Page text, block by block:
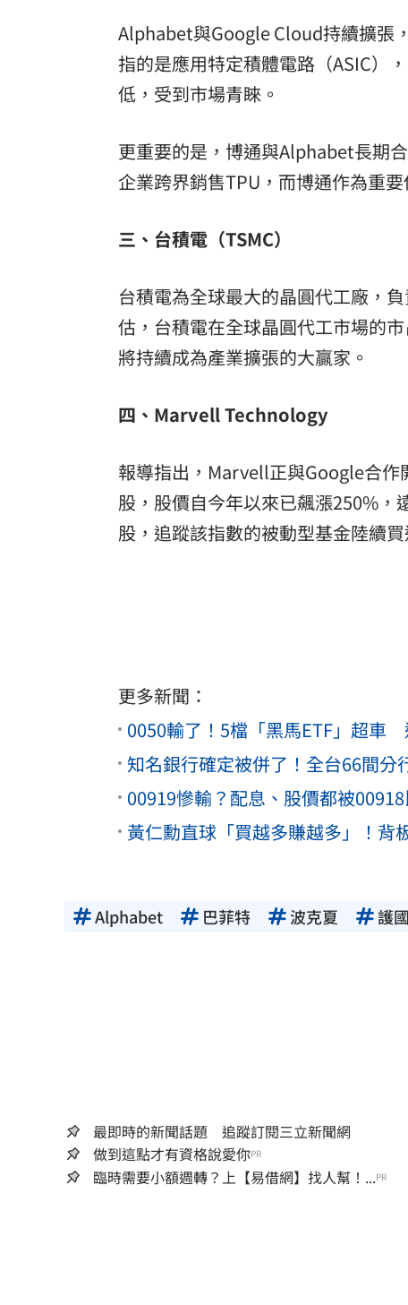
Alphabet與Google Cloud持續擴張
指的是應用特定積體電路（ASIC）
低，受到市場青睞。
更重要的是，博通與Alphabet長期
企業跨界銷售TPU，而博通作為重
三、台積電（TSMC）
台積電為全球最大的晶圓代工廠，
估，台積電在全球晶圓代工市場的
將持續成為產業擴張的大贏家。
四、Marvell Technology
報導指出，Marvell正與Google合
股，股價自今年以來已飆漲250%
股，追蹤該指數的被動型基金陸續
更多新聞：
0050輸了！5檔「黑馬ETF」超車
知名銀行確定被併了！全台66間
00919慘輸？配息、股價都被
黃仁勳直球「買越多賺越多」！
Alphabet 巴菲特 波克夏 護
最即時的新聞話題 追蹤訂閱三立新聞網
做到這點才有資格說愛你PR
臨時需要小額週轉？上【易借網】找人幫！...PR